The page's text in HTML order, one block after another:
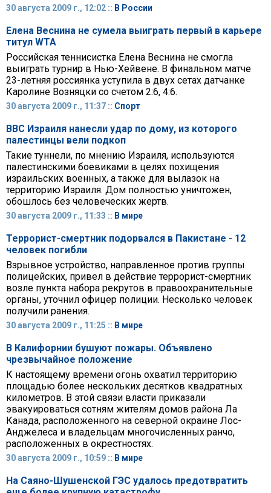
30 августа 2009 г., 12:02 :: В России
Елена Веснина не сумела выиграть первый в карьере
титул WTA
Российская теннисистка Елена Веснина не смогла
выиграть турнир в Нью-Хейвене. В финальном матче
23-летняя россиянка уступила в двух сетах датчанке
Каролине Возняцки со счетом 2:6, 4:6.
30 августа 2009 г., 11:37 :: Спорт
ВВС Израиля нанесли удар по дому, из которого
палестинцы вели подкоп
Такие туннели, по мнению Израиля, используются
палестинскими боевиками в целях похищения
израильских военных, а также для вылазок на
территорию Израиля. Дом полностью уничтожен,
обошлось без человеческих жертв.
30 августа 2009 г., 11:33 :: В мире
Террорист-смертник подорвался в Пакистане - 12
человек погибли
Взрывное устройство, направленное против группы
полицейских, привел в действие террорист-смертник
возле пункта набора рекрутов в правоохранительные
органы, уточнил офицер полиции. Несколько человек
получили ранения.
30 августа 2009 г., 11:25 :: В мире
В Калифорнии бушуют пожары. Объявлено
чрезвычайное положение
К настоящему времени огонь охватил территорию
площадью более нескольких десятков квадратных
километров. В этой связи власти приказали
эвакуироваться сотням жителям домов района Ла
Канада, расположенного на северной окраине Лос-
Анджелеса и владельцам многочисленных ранчо,
расположенных в окрестностях.
30 августа 2009 г., 10:59 :: В мире
На Саяно-Шушенской ГЭС удалось предотвратить